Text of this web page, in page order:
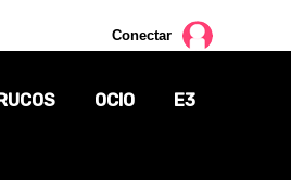
Conectar
OCIO E3